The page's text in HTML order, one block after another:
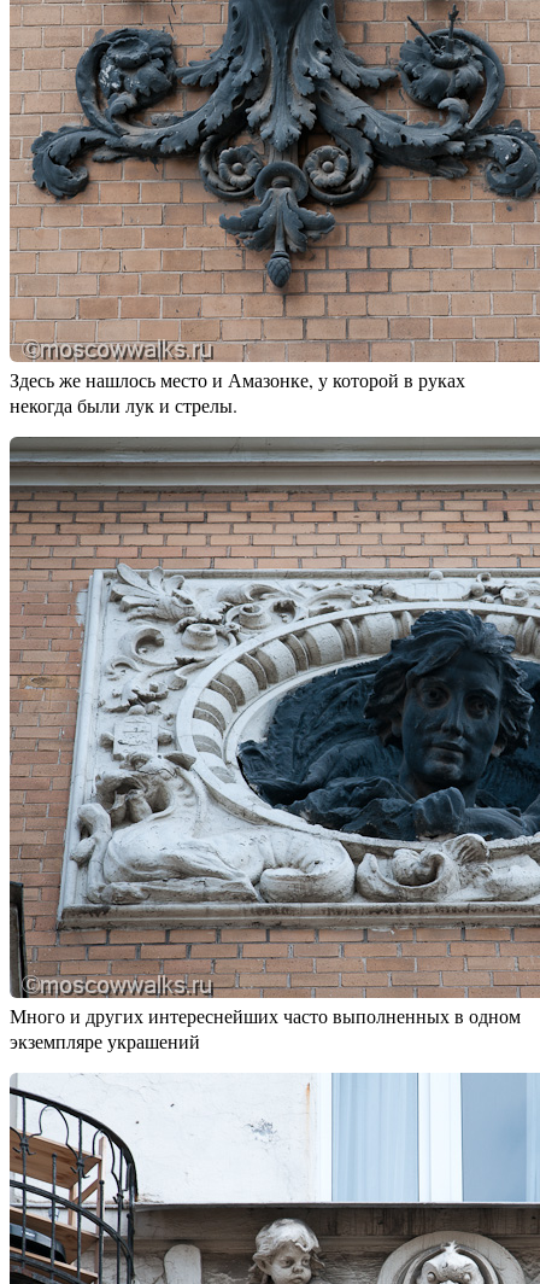
Здесь же нашлось место и Амазонке, у которой в руках
некогда были лук и стрелы.
Много и других интереснейших часто выполненных в одном
экземпляре украшений